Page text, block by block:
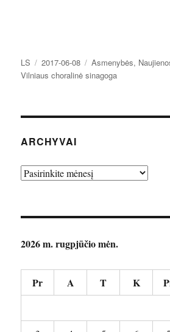
Autorius
LS Paskelbta
2017-06-08 Kategorijos
Asmenybės,
Vilniaus choralinė sinagoga
ARCHYVAI
Archyvai
2026 m. rugpjūčio mėn.
Pr A T K